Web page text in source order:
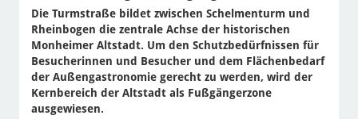
Die Turmstraße bildet zwischen Schelmenturm und
Rheinbogen die zentrale Achse der historischen
Monheimer Altstadt. Um den Schutzbedürfnissen für
Besucherinnen und Besucher und dem Flächenbedarf
der Außengastronomie gerecht zu werden, wird der
Kernbereich der Altstadt als Fußgängerzone
ausgewiesen.